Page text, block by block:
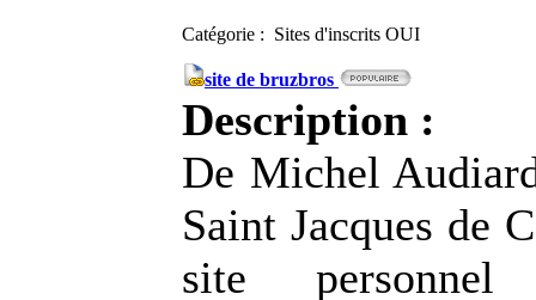
Catégorie : Sites d'inscrits OUI
site de bruzbros
Description :
De Michel
Saint Jacques de
site